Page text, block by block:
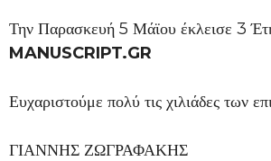
Την Παρασκευή 5 Μάϊου έκλεισε 3 Έτη
MANUSCRIPT.GR
Ευχαριστούμε πολύ τις χιλιάδες των
ΓΙΑΝΝΗΣ ΖΩΓΡΑΦΑΚΗΣ